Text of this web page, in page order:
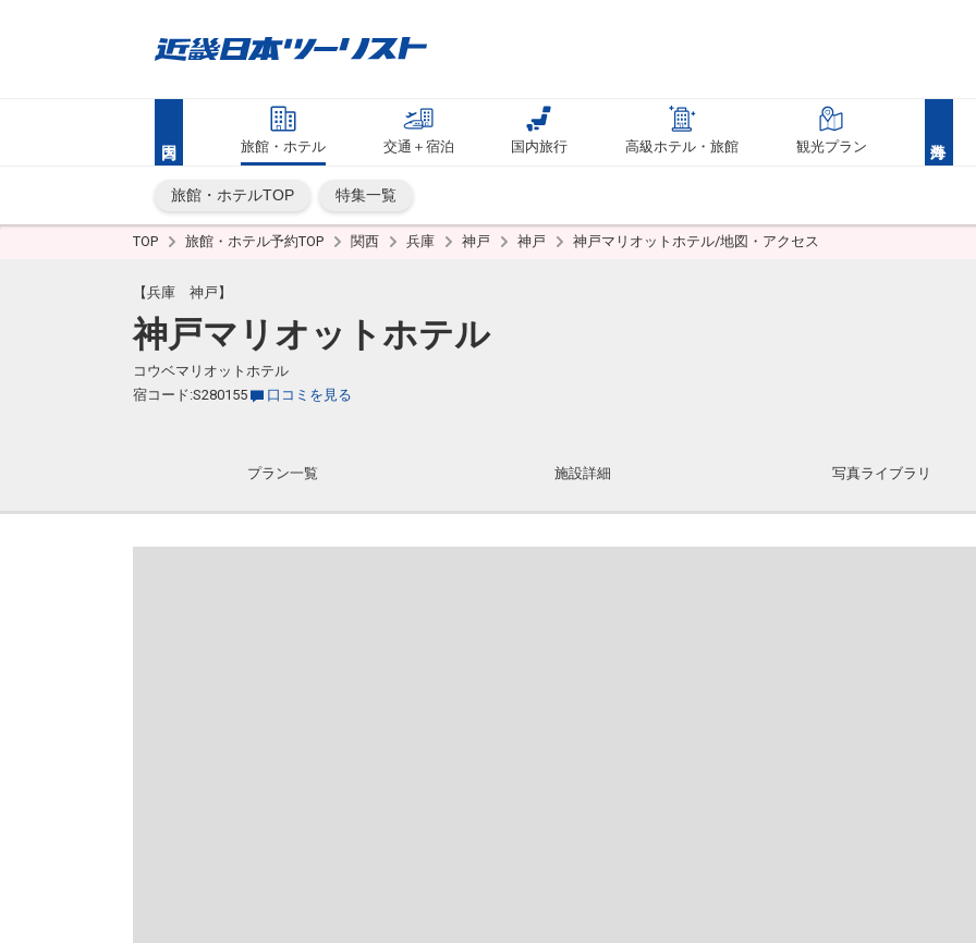
旅館・ホテル 交通＋宿泊 国内旅行 高級ホテル・旅館 観光プラン
旅館・ホテルTOP 特集一覧
TOP 旅館・ホテル予約TOP 関西 兵庫 神戸 神戸 神戸マリオットホテル/地図・アクセス
【兵庫 神戸】
神戸マリオットホテル
コウベマリオットホテル
宿コード:S280155
口コミを見る
プラン一覧 施設詳細 写真ライブラリ